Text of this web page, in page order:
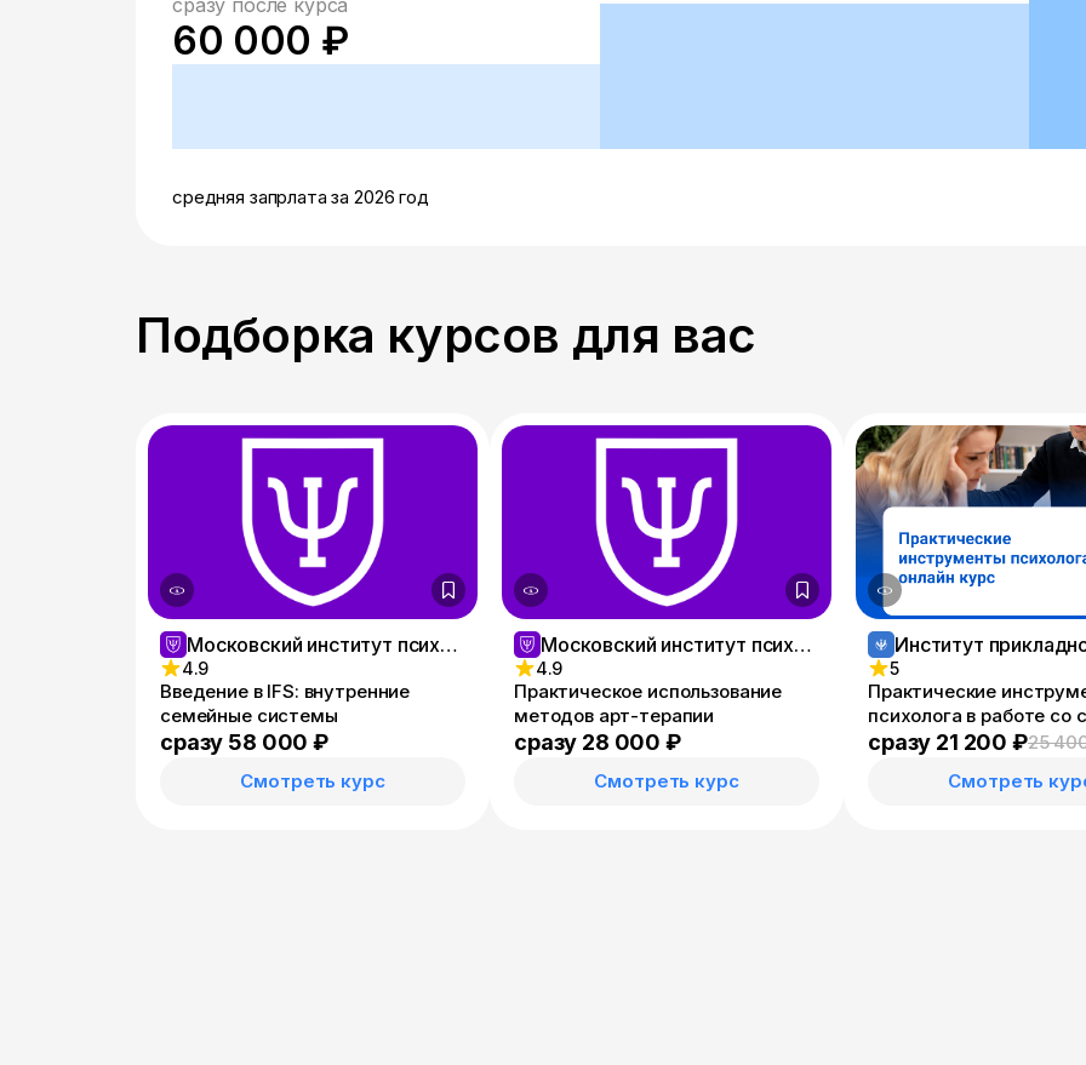
сразу после курса
60 000 ₽
средняя запрлата за 2026 год
Подборка курсов для вас
Московский институт психологии
4.9
Введение в IFS: внутренние
семейные системы
сразу 58 000 ₽
Смотреть курс
Московский институт психологии
4.9
Практическое использование
методов арт-терапии
сразу 28 000 ₽
Смотреть курс
5
Практические
психолога в работе со
запросами
сразу 21 200 ₽25
Смотреть